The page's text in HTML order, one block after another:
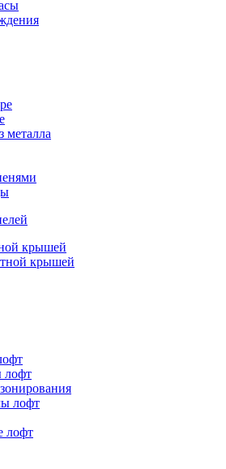
металла
крышей
крышей
лофт
лофт
лофт